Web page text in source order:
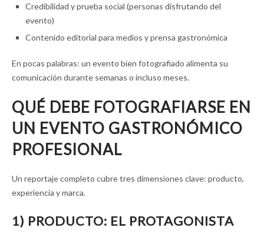
Credibilidad y prueba social (personas disfrutando del
evento)
Contenido editorial para medios y prensa gastronómica
En pocas palabras: un evento bien fotografiado alimenta su
comunicación durante semanas o incluso meses.
QUÉ DEBE FOTOGRAFIARSE EN
UN EVENTO GASTRONÓMICO
PROFESIONAL
Un reportaje completo cubre tres dimensiones clave: producto,
experiencia y marca.
1) PRODUCTO: EL PROTAGONISTA